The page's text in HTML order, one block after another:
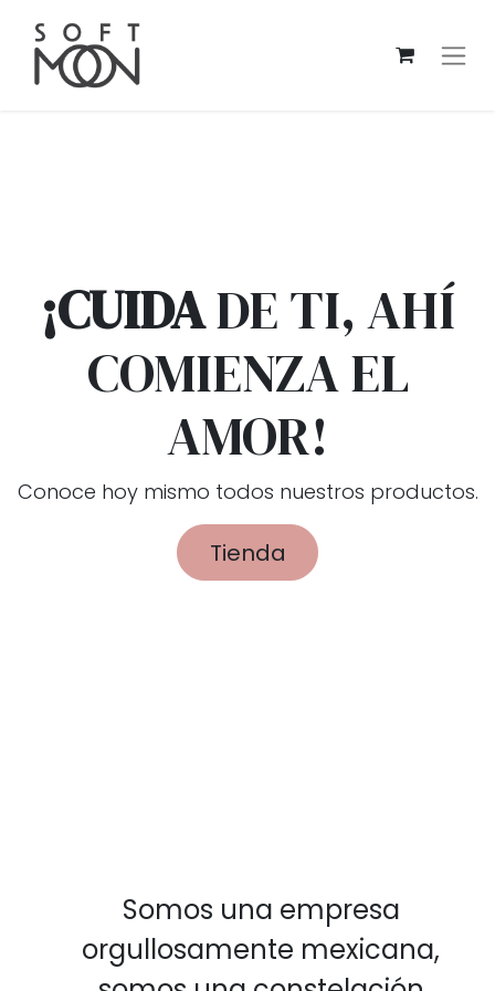
¡CUIDADE TI, AHÍ
COMIENZA EL
AMOR!
Conoce hoy mismo todos nuestros productos.
Tienda
Somos una empresa
orgullosamente mexicana,